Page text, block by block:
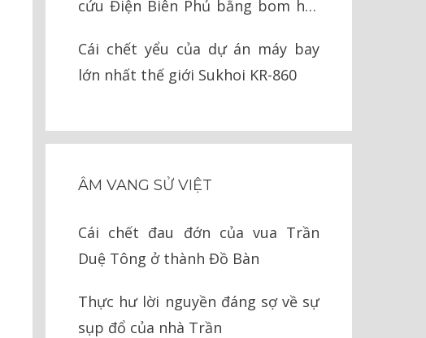
cứu Điện Biên Phủ bằng bom hạt
Cái chết yểu của dự án máy bay
lớn nhất thế giới Sukhoi KR-860
ÂM VANG SỬ VIỆT
Cái chết đau đớn của vua Trần
Duệ Tông ở thành Đồ Bàn
Thực hư lời nguyền đáng sợ về sự
sụp đổ của nhà Trần